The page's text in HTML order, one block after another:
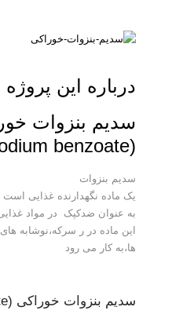
درباره این پروژه
سدیم بنزوات
(sodium benzoate)
سدیم بنزوات
یک ماده نگهدارنده غذایی است
به عنوان ضدکپک در مواد
این ماده در ر سرکه،نوشابه های
ها،به کار می رود
سدیم بنزوات خوراکی (sodium benzoate)